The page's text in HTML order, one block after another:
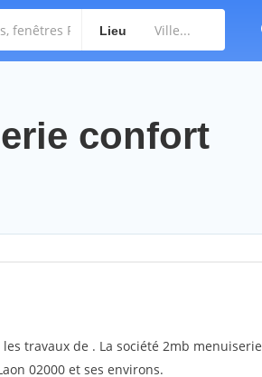
Lieu
confort
travaux de . La société 2mb menuiserie
02000 et ses environs.